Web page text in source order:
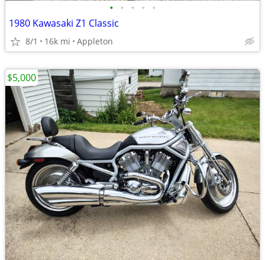
• • • • •
1980 Kawasaki Z1 Classic
8/1 16k mi Appleton
$5,000